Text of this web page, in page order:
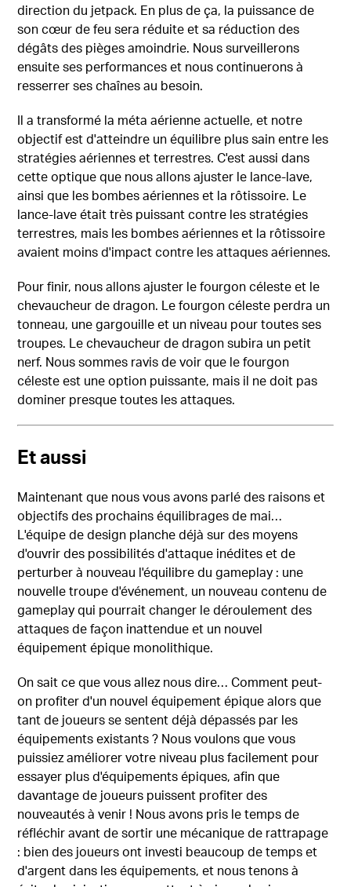
direction du jetpack. En plus de ça, la puissance de
son cœur de feu sera réduite et sa réduction des
dégâts des pièges amoindrie. Nous surveillerons
ensuite ses performances et nous continuerons à
resserrer ses chaînes au besoin.
Il a transformé la méta aérienne actuelle, et notre
objectif est d'atteindre un équilibre plus sain entre les
stratégies aériennes et terrestres. C'est aussi dans
cette optique que nous allons ajuster le lance-lave,
ainsi que les bombes aériennes et la rôtissoire. Le
lance-lave était très puissant contre les stratégies
terrestres, mais les bombes aériennes et la rôtissoire
avaient moins d'impact contre les attaques aériennes.
Pour finir, nous allons ajuster le fourgon céleste et le
chevaucheur de dragon. Le fourgon céleste perdra un
tonneau, une gargouille et un niveau pour toutes ses
troupes. Le chevaucheur de dragon subira un petit
nerf. Nous sommes ravis de voir que le fourgon
céleste est une option puissante, mais il ne doit pas
dominer presque toutes les attaques.
Et aussi
Maintenant que nous vous avons parlé des raisons et
objectifs des prochains équilibrages de mai…
L'équipe de design planche déjà sur des moyens
d'ouvrir des possibilités d'attaque inédites et de
perturber à nouveau l'équilibre du gameplay : une
nouvelle troupe d'événement, un nouveau contenu de
gameplay qui pourrait changer le déroulement des
attaques de façon inattendue et un nouvel
équipement épique monolithique.
On sait ce que vous allez nous dire… Comment peut-
on profiter d'un nouvel équipement épique alors que
tant de joueurs se sentent déjà dépassés par les
équipements existants ? Nous voulons que vous
puissiez améliorer votre niveau plus facilement pour
essayer plus d'équipements épiques, afin que
davantage de joueurs puissent profiter des
nouveautés à venir ! Nous avons pris le temps de
réfléchir avant de sortir une mécanique de rattrapage
: bien des joueurs ont investi beaucoup de temps et
d'argent dans les équipements, et nous tenons à